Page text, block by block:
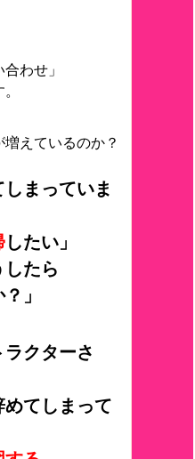
わせ」
えているのか？
しまっていま
したい」
たら
」
ラクターさ
てしまって